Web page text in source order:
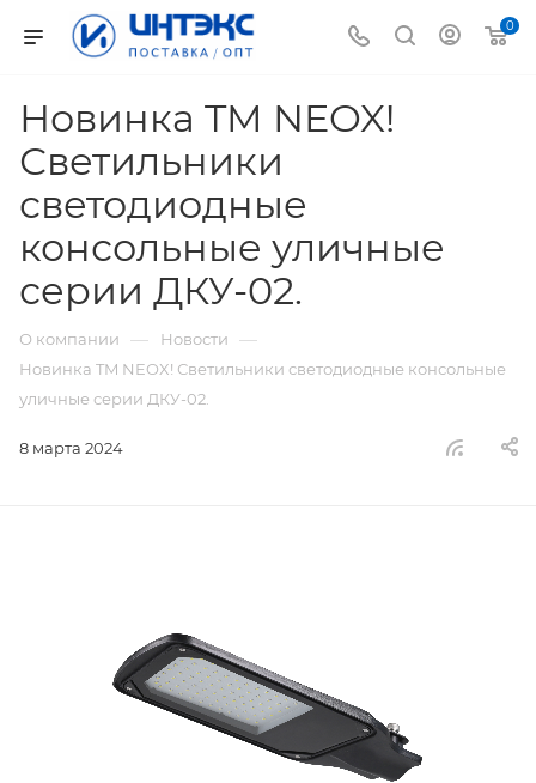
0
Новинка TM NEOX!
Светильники
светодиодные
консольные уличные
серии ДКУ-02.
О компании — Новости —
Новинка TM NEOX! Светильники светодиодные консольные
уличные серии ДКУ-02.
8 марта 2024